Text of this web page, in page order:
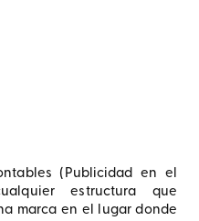
(Publicidad en el
estructura que
marca en el lugar donde